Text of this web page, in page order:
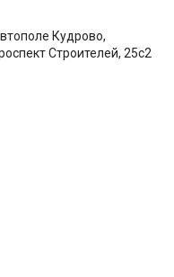
Кудрово,
Строителей, 25с2